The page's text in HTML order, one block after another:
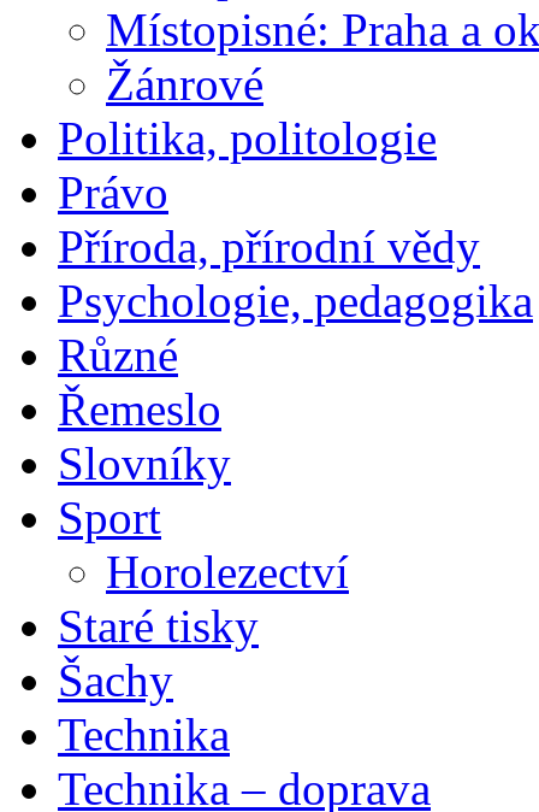
Místopisné: Praha a
Žánrové
Politika, politologie
Právo
Příroda, přírodní vědy
Psychologie, pedagogika
Různé
Řemeslo
Slovníky
Sport
Horolezectví
Staré tisky
Šachy
Technika
Technika – doprava